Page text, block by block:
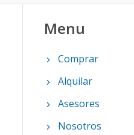
Menu
Comprar
Alquilar
Asesores
Nosotros